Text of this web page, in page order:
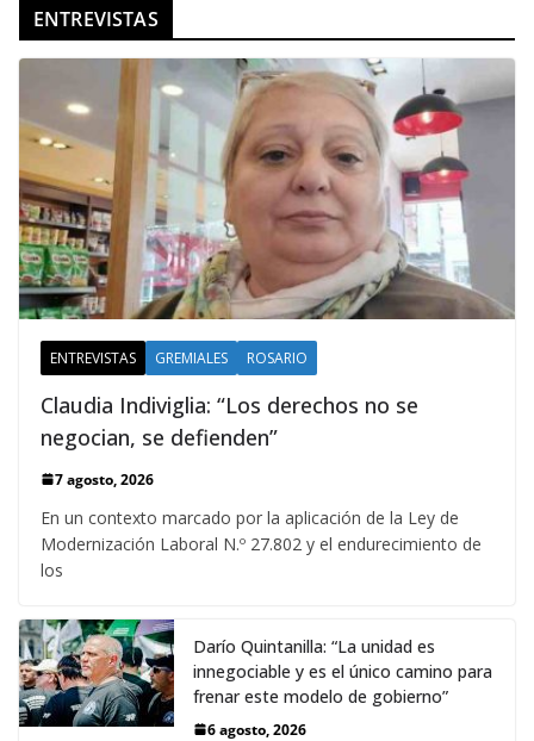
ENTREVISTAS
ENTREVISTAS GREMIALES ROSARIO
Claudia Indiviglia: “Los derechos no se
negocian, se defienden”
7 agosto, 2026
En un contexto marcado por la aplicación de la Ley de
Modernización Laboral N.º 27.802 y el endurecimiento de
los
Darío Quintanilla: “La unidad es
innegociable y es el único camino para
frenar este modelo de gobierno”
6 agosto, 2026